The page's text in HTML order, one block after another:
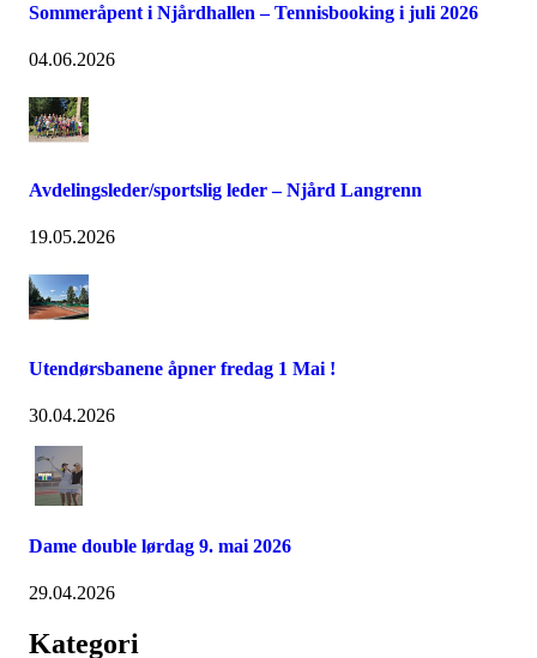
Sommeråpent i Njårdhallen – Tennisbooking i juli 2026
04.06.2026
Avdelingsleder/sportslig leder – Njård Langrenn
19.05.2026
Utendørsbanene åpner fredag 1 Mai !
30.04.2026
Dame double lørdag 9. mai 2026
29.04.2026
Kategori